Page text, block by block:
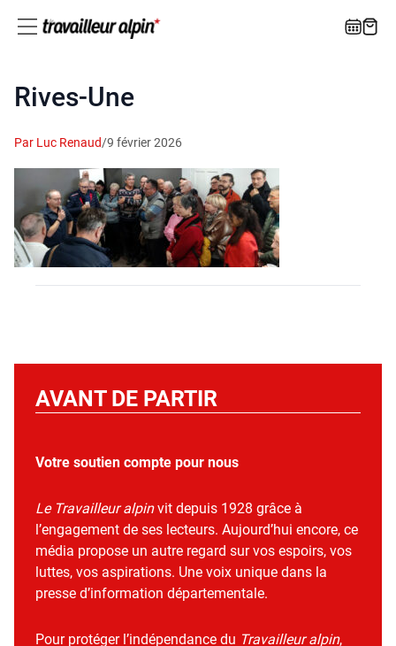
Rives-Une
Par Luc Renaud/9 février 2026
AVANT DE PARTIR
Votre soutien compte pour nous
Le Travailleur alpinvit depuis 1928 grâce à
l’engagement de ses lecteurs. Aujourd’hui encore, ce
média propose un autre regard sur vos espoirs, vos
luttes, vos aspirations. Une voix unique dans la
presse d’information départementale.
Pour protéger l’indépendance du Travailleur alpin,